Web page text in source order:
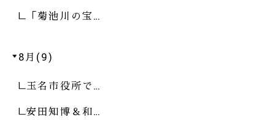
「菊池川の宝…
8月(9)
玉名市役所で…
安田知博＆和…